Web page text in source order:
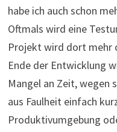
habe ich auch schon
Oftmals wird eine
Projekt wird dort mehr
Ende der Entwicklung
Mangel an Zeit, wegen
aus Faulheit einfach
Produktivumgebung